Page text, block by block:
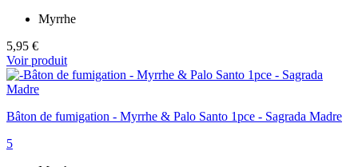
Myrrhe
5,95 €
Voir produit
Bâton de fumigation - Myrrhe & Palo Santo 1pce - Sagrada Madre
5